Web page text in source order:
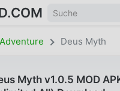
Adventure Deus Myth
Myth v1.0.5 MOD